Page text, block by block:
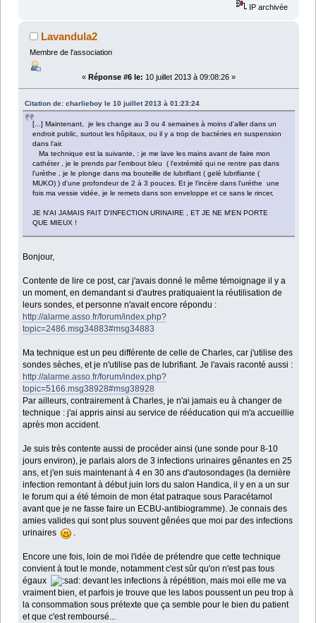
IP archivée
Lavandula2
Membre de l'association
« Réponse #6 le: 10 juillet 2013 à 09:08:26 »
Citation de: charlieboy le 10 juillet 2013 à 01:23:24
[...] Maintenant, je les change au 3 ou 4 semaines à moins d'aller dans un
endroit public, surtout les hôpitaux, ou il y a trop de bactéries en suspension
dans l'air.
Ma technique est la suivante, : je me lave les mains avant de faire mon
cathéter , je le prends par l'embout bleu ( l'extrémité qui ne rentre pas dans
l'urèthe , je le plonge dans ma bouteille de lubrifiant ( gelé lubrifiante (
MUKO) ) d'une profondeur de 2 à 3 pouces. Et je l'incère dans l'uréthe une
fois ma vessie vidée, je le remets dans son enveloppe et ce sans le rincer,
JE N'AI JAMAIS FAIT D'INFECTION URINAIRE , ET JE NE M'EN PORTE
QUE MIEUX !
Bonjour,
Contente de lire ce post, car j'avais donné le même témoignage il y a
un moment, en demandant si d'autres pratiquaient la réutilisation de
leurs sondes, et personne n'avait encore répondu :
http://alarme.asso.fr/forum/index.php?
topic=2486.msg34883#msg34883
Ma technique est un peu différente de celle de Charles, car j'utilise des
sondes sèches, et je n'utilise pas de lubrifiant. Je l'avais raconté aussi :
http://alarme.asso.fr/forum/index.php?
topic=5166.msg38928#msg38928
Par ailleurs, contrairement à Charles, je n'ai jamais eu à changer de
technique : j'ai appris ainsi au service de rééducation qui m'a accueillie
après mon accident.
Je suis très contente aussi de procéder ainsi (une sonde pour 8-10
jours environ), je parlais alors de 3 infections urinaires gênantes en 25
ans, et j'en suis maintenant à 4 en 30 ans d'autosondages (la dernière
infection remontant à début juin lors du salon Handica, il y en a un sur
le forum qui a été témoin de mon état patraque sous Paracétamol
avant que je ne fasse faire un ECBU-antibiogramme). Je connais des
amies valides qui sont plus souvent gênées que moi par des infections
urinaires
.
Encore une fois, loin de moi l'idée de prétendre que cette technique
convient à tout le monde, notamment c'est sûr qu'on n'est pas tous
égaux
devant les infections à répétition, mais moi elle me va
vraiment bien, et parfois je trouve que les labos poussent un peu trop à
la consommation sous prétexte que ça semble pour le bien du patient
et que c'est remboursé...